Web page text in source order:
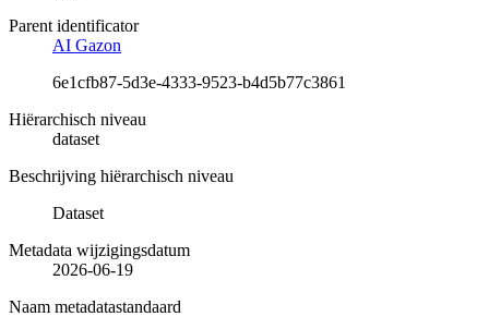
Parent identificator
AI Gazon
6e1cfb87-5d3e-4333-9523-b4d5b77c3861
Hiërarchisch niveau
dataset
Beschrijving hiërarchisch niveau
Dataset
Metadata wijzigingsdatum
2026-06-19
Naam metadatastandaard